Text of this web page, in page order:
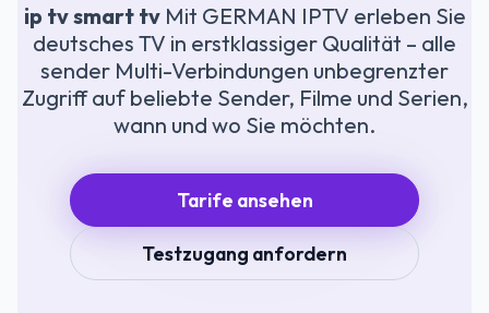
ip tv smart tvMit GERMAN IPTV erleben Sie
deutsches TV in erstklassiger Qualität – alle
sender Multi-Verbindungen unbegrenzter
Zugriff auf beliebte Sender, Filme und Serien,
wann und wo Sie möchten.
Tarife ansehen
Testzugang anfordern